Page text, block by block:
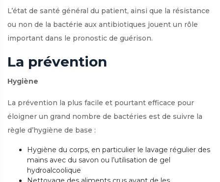
L’état de santé général du patient, ainsi que la résistance
ou non de la bactérie aux antibiotiques jouent un rôle
important dans le pronostic de guérison.
La prévention
Hygiène
La prévention la plus facile et pourtant efficace pour
éloigner un grand nombre de bactéries est de suivre la
règle d’hygiène de base :
Hygiène du corps, en particulier le lavage régulier des
mains avec du savon ou l’utilisation de gel
hydroalcoolique